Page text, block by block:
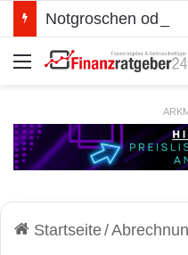
Menü
Startseite/